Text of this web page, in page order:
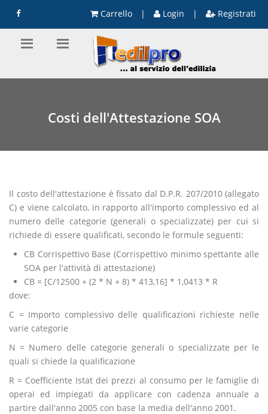
Carrello | Login | Registrati
Costi dell'Attestazione SOA
Il costo dell'attestazione è fissato dal D.P.R. 207/2010 (allegato
C) e viene calcolato, in rapporto all'importo complessivo ed al
numero delle categorie (generali o specializzate) per cui si
richiede di essere qualificati, secondo le formule seguenti:
CB Corrispettivo Base (Corrispettivo minimo spettante alle
SOA per l'attività di attestazione)
CB = [C/12500 + (2 * N + 8) * 413,16] * 1,0413 * R
dove:
C = Importo complessivo delle qualificazioni richieste nelle
varie categorie
N = Numero delle categorie generali o specializzate per le
quali si chiede la qualificazione
R = Coefficiente Istat dei prezzi al consumo per le famiglie di
operai ed impiegati da applicare con cadenza annuale a
partire dall'anno 2005 con base la media dell'anno 2001.